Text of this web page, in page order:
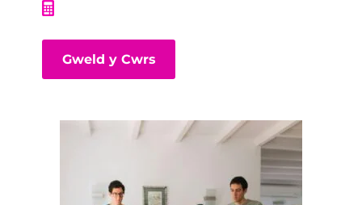
Gweld y Cwrs